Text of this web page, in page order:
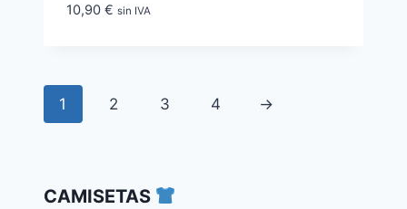
10,90 € sin IVA
1 2 3 4 →
CAMISETAS